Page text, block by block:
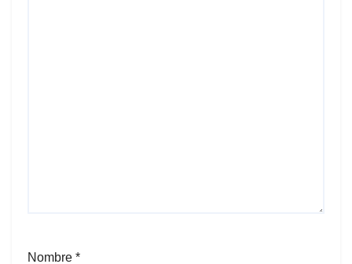
Nombre *